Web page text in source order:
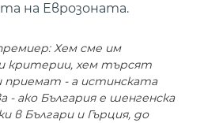
на Еврозоната.
Хем сме им
критерии, хем търсят
приемат - а истинската
- ако България е шенгенска
в Българи и Гърция, до